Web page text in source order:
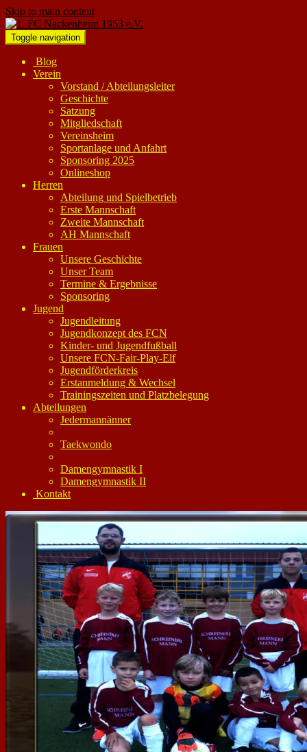
Skip to main content
Toggle navigation
Blog
Verein
Vorstand / Abteilungsleiter
Geschichte
Satzung
Mitgliedschaft
Vereinsheim
Sportanlage und Anfahrt
Sponsoring 2025
Onlineshop
Herren
Abteilung und Spielbetrieb
Erste Mannschaft
Zweite Mannschaft
AH Mannschaft
Frauen
Unsere Geschichte
Unser Team
Termine & Ergebnisse
Sponsoring
Jugend
Jugendleitung
Jugendkonzept des FCN
Kinder- und Jugendfußball
Unsere FCN-Fair-Play-Elf
Jugendförderkreis
Erstanmeldung & Wechsel
Trainingszeiten und Platzbelegung
Abteilungen
Jedermannänner
Taekwondo
Damengymnastik I
Damengymnastik II
Kontakt